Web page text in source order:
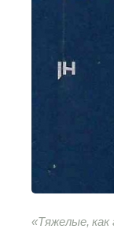
«Тяжелые,